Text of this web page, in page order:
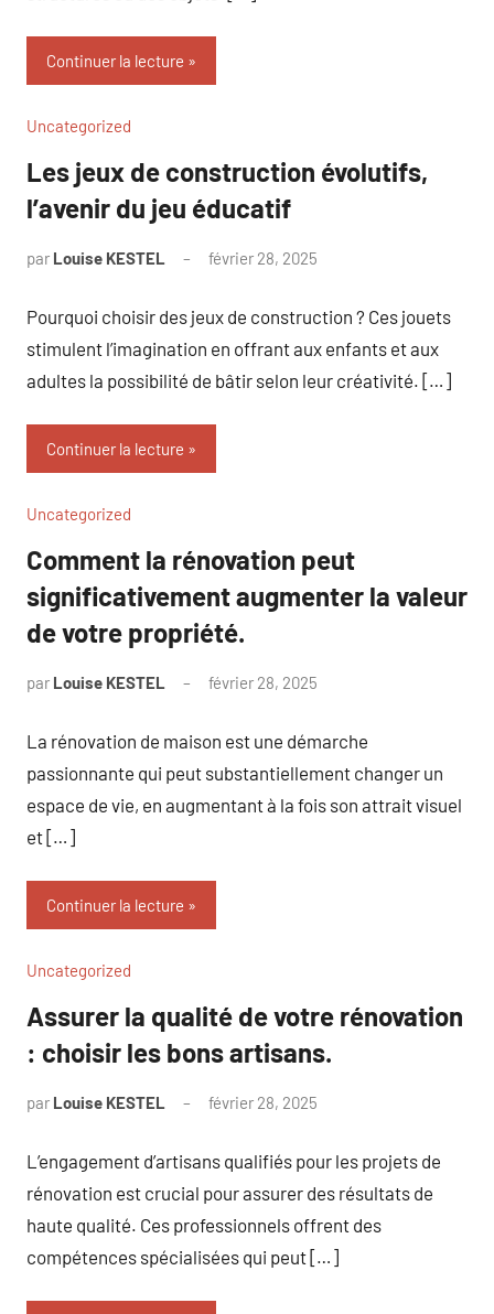
Continuer la lecture
Uncategorized
Les jeux de construction évolutifs,
l’avenir du jeu éducatif
par Louise KESTEL février 28, 2025
Pourquoi choisir des jeux de construction ? Ces jouets
stimulent l’imagination en offrant aux enfants et aux
adultes la possibilité de bâtir selon leur créativité. […]
Continuer la lecture
Uncategorized
Comment la rénovation peut
significativement augmenter la valeur
de votre propriété.
par Louise KESTEL février 28, 2025
La rénovation de maison est une démarche
passionnante qui peut substantiellement changer un
espace de vie, en augmentant à la fois son attrait visuel
et […]
Continuer la lecture
Uncategorized
Assurer la qualité de votre rénovation
: choisir les bons artisans.
par Louise KESTEL février 28, 2025
L’engagement d’artisans qualifiés pour les projets de
rénovation est crucial pour assurer des résultats de
haute qualité. Ces professionnels offrent des
compétences spécialisées qui peut […]